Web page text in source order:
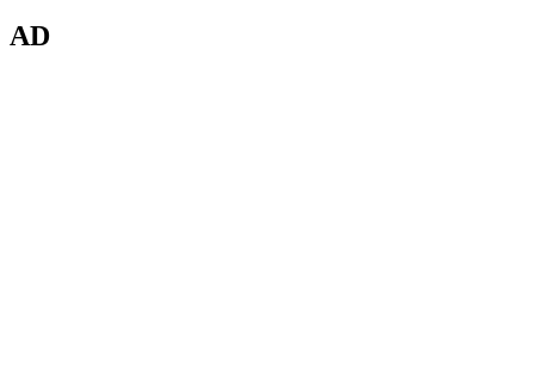
AD